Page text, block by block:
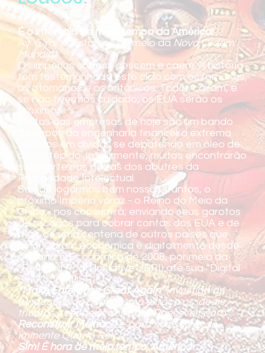
É o intervalo de meio tempo da América!
Ay Yi Yai Yi! Estamos no meio da Nova Ordem
Mundial!
Os impérios sobem, descem e caem. A história
tem testemunhado este ciclo com os romanos,
os otomanos e os britânicos. Todos caíram, e
se não tivermos cuidado, os EUA serão os
próximos.
Muitas das empresas de hoje são um bando
de sapos da engenharia financeira extrema
viciados em dívidas se debatendo em óleo de
cobra tépido. Infelizmente, muitos encontrarão
sua morte nas garras dos abutres da
Propriedade Intelectual.
Se não jogarmos bem nossos trunfos, o
próximo Império voraz - o Reino do Meio da
China - nos consumirá; enviando seus garotos
de recados para cobrar contas dos EUA e de
mais de uma centena de outros países que
colonizaram econômica e digitalmente desde
o Tsunami Econômico de 2008, por meio da
“Belt and Road Initiative” (BRI) até sua “Digital
Silk Road” (DSR).
“Make Enterprise Great Again”investiga as
fundações do capitalismo e traça os ideais,
triunfos e zeitgeist dos anos Roosevelt para“
Reconstruir Melhor ”-e para nos salvar do
iminente Quarto Reich.
Sim! É hora de meio tempo, América